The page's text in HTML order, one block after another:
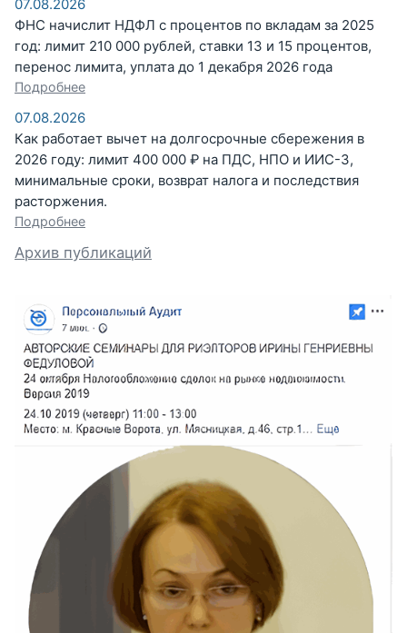
07.08.2026
ФНС начислит НДФЛ с процентов по вкладам за 2025
год: лимит 210 000 рублей, ставки 13 и 15 процентов,
перенос лимита, уплата до 1 декабря 2026 года
Подробнее
07.08.2026
Как работает вычет на долгосрочные сбережения в
2026 году: лимит 400 000 ₽ на ПДС, НПО и ИИС-3,
минимальные сроки, возврат налога и последствия
расторжения.
Подробнее
Архив публикаций